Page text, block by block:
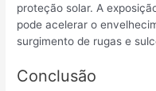
proteção solar. A
pode acelerar o
surgimento de rugas e
Conclusão